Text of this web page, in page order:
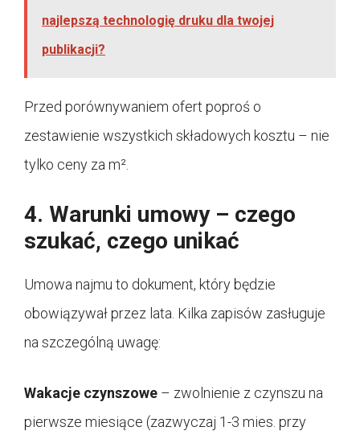
najlepszą technologię druku dla twojej
publikacji?
Przed porównywaniem ofert poproś o
zestawienie wszystkich składowych kosztu – nie
tylko ceny za m².
4. Warunki umowy – czego
szukać, czego unikać
Umowa najmu to dokument, który będzie
obowiązywał przez lata. Kilka zapisów zasługuje
na szczególną uwagę:
Wakacje czynszowe – zwolnienie z czynszu na
pierwsze miesiące (zazwyczaj 1-3 mies. przy